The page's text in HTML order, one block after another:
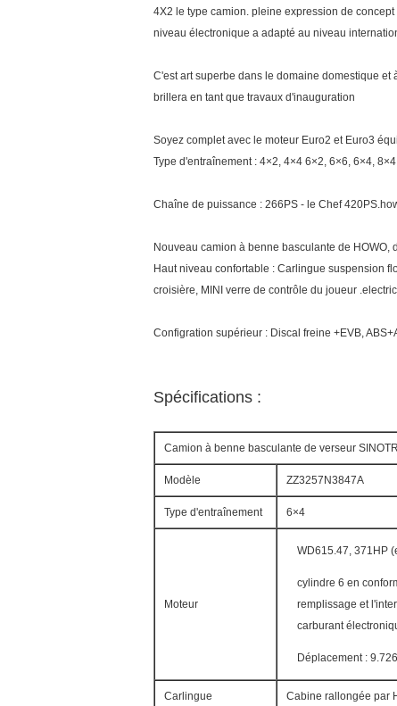
4X2 le type camion. pleine expression de
niveau électronique a adapté au niveau
C'est art superbe dans le domaine domestique
brillera en tant que travaux d'inauguration
Soyez complet avec le moteur Euro2 et Euro3
Type d'entraînement : 4×2, 4×4 6×2, 6×6, 6×4,
Chaîne de puissance : 266PS - le Chef
Nouveau camion à benne basculante de HOWO,
Haut niveau confortable : Carlingue suspension
croisière, MINI verre de contrôle du joueur
Configration supérieur : Discal freine +EVB,
Spécifications :
Camion à benne basculante de verseur
Modèle ZZ3257N3847A
Type d'entraînement 6×4
Moteur
WD615.47, 371HP
cylindre 6 en
remplissage et
carburant
Déplacement :
Carlingue Cabine rallongée par